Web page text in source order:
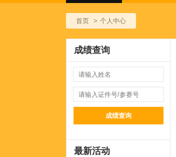
首页 个人中心
成绩查询
成绩查询
最新活动